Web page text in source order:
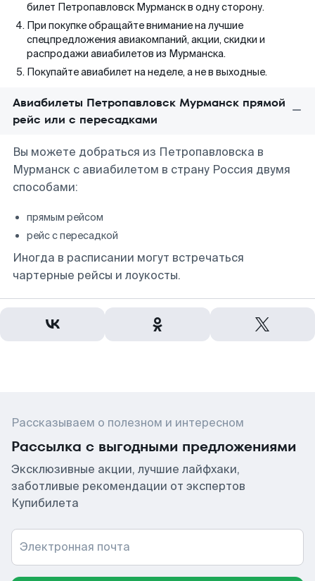
билет Петропавловск Мурманск в одну сторону.
При покупке обращайте внимание на лучшие
спецпредложения авиакомпаний, акции, скидки и
распродажи авиабилетов из Мурманска.
Покупайте авиабилет на неделе, а не в выходные.
Авиабилеты Петропавловск Мурманск прямой
рейс или с пересадками
Вы можете добраться из Петропавловска в
Мурманск с авиабилетом в страну Россия двумя
способами:
прямым рейсом
рейс с пересадкой
Иногда в расписании могут встречаться
чартерные рейсы и лоукосты.
Рассказываем о полезном и интересном
Рассылка с выгодными предложениями
Эксклюзивные акции, лучшие лайфхаки,
заботливые рекомендации от экспертов
Купибилета
Электронная почта